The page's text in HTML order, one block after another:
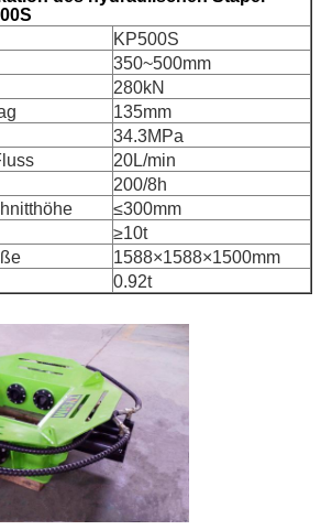
KP500S
350~500mm
280kN
135mm
34.3MPa
20L/min
200/8h
≤300mm
≥10t
1588×1588×1500mm
0.92t